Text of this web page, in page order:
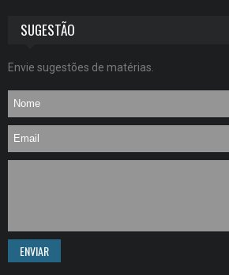
SUGESTÃO
Envie sugestões de matérias.
ENVIAR